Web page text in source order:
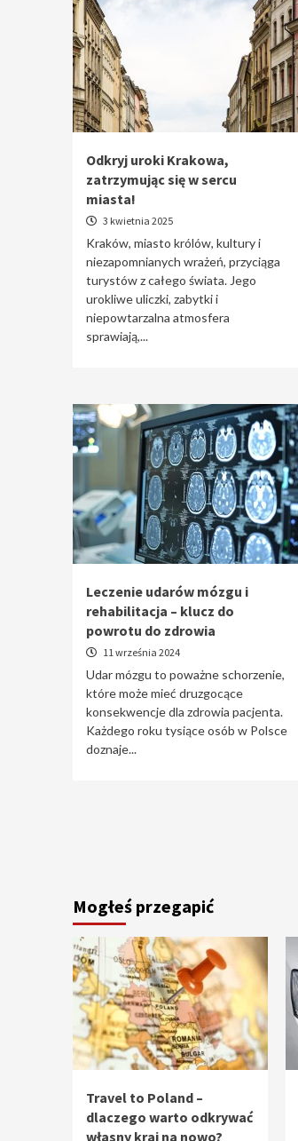
Odkryj uroki Krakowa,
zatrzymując się w sercu
miasta!
3 kwietnia 2025
Kraków, miasto królów, kultury i
niezapomnianych wrażeń, przyciąga
turystów z całego świata. Jego
urokliwe uliczki, zabytki i
niepowtarzalna atmosfera
sprawiają,...
Leczenie udarów mózgu i
rehabilitacja – klucz do
powrotu do zdrowia
11 września 2024
Udar mózgu to poważne schorzenie,
które może mieć druzgocące
konsekwencje dla zdrowia pacjenta.
Każdego roku tysiące osób w Polsce
doznaje...
Mogłeś przegapić
Travel to Poland –
dlaczego warto odkrywać
własny kraj na nowo?